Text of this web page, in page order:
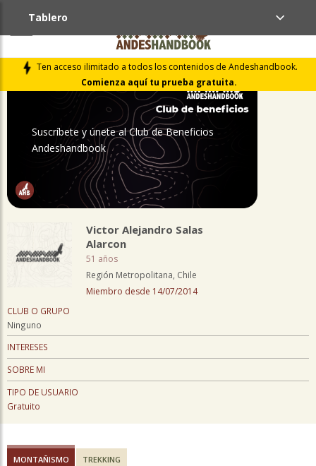
Ten acceso ilimitado a todos los contenidos de Andeshandbook.
Comienza aquí tu prueba gratuita.
Tablero
Suscríbete y únete al Club de Beneficios
Andeshandbook
Victor Alejandro Salas
Alarcon
51 años
Región Metropolitana, Chile
Miembro desde 14/07/2014
CLUB O GRUPO
Ninguno
INTERESES
SOBRE MI
TIPO DE USUARIO
Gratuito
MONTAÑISMO TREKKING